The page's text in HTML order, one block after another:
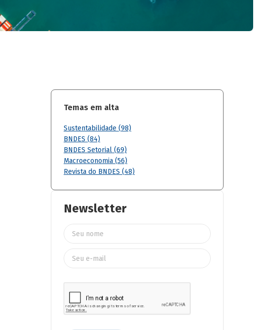
Temas em alta
Sustentabilidade (98)
BNDES (84)
BNDES Setorial (69)
Macroeconomia (56)
Revista do BNDES (48)
Newsletter